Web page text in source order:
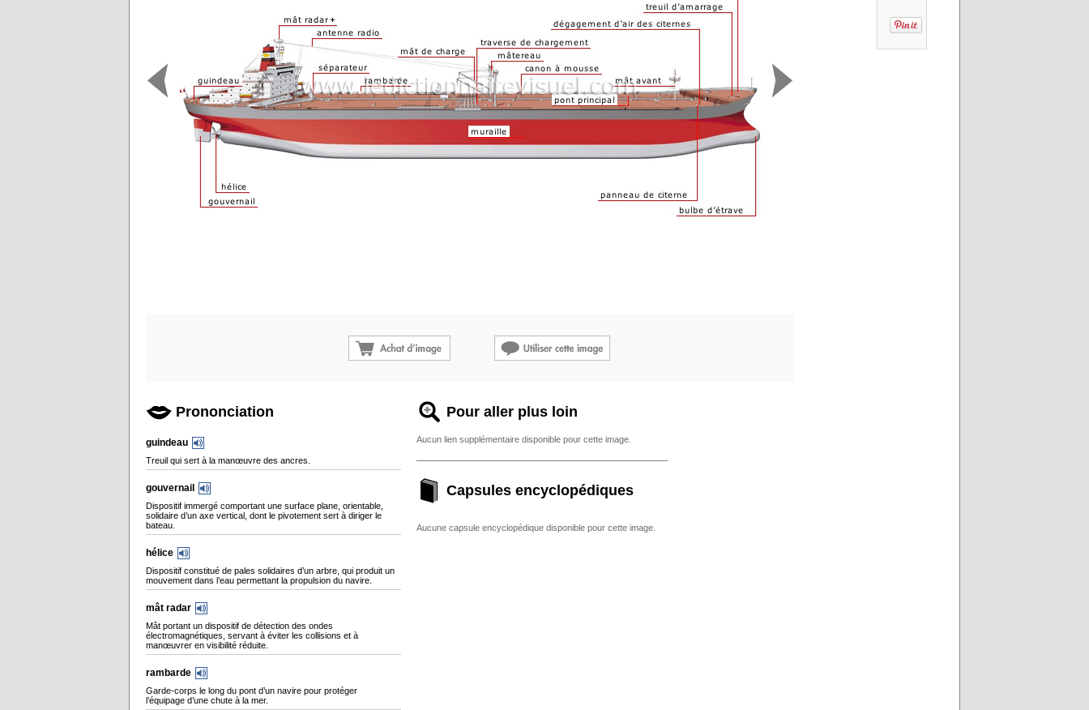
Prononciation
guindeau
Treuil qui sert à la manœuvre des ancres.
gouvernail
Dispositif immergé comportant une surface plane, orientable,
solidaire d’un axe vertical, dont le pivotement sert à diriger le
bateau.
hélice
Dispositif constitué de pales solidaires d’un arbre, qui produit un
mouvement dans l’eau permettant la propulsion du navire.
mât radar
Mât portant un dispositif de détection des ondes
électromagnétiques, servant à éviter les collisions et à
manœuvrer en visibilité réduite.
rambarde
Garde-corps le long du pont d’un navire pour protéger
l’équipage d’une chute à la mer.
Pour aller plus loin
Aucun lien supplémentaire disponible pour cette image.
Capsules encyclopédiques
Aucune capsule encyclopédique disponible pour cette image.